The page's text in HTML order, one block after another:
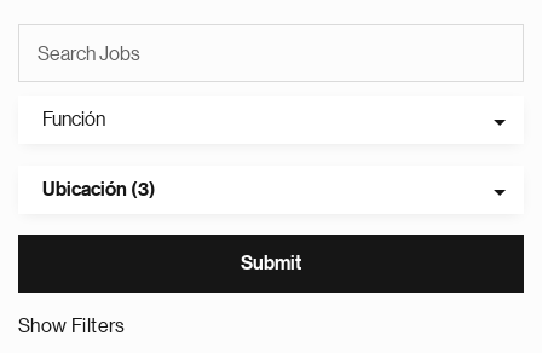
Función
Ubicación (3)
Show Filters